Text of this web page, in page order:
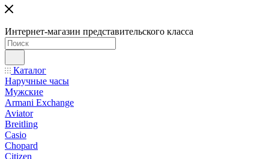
Интернет-магазин представительского класса
Каталог
Наручные часы
Мужские
Armani Exchange
Aviator
Breitling
Casio
Chopard
Citizen